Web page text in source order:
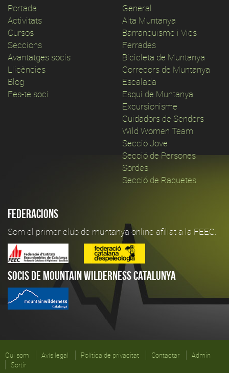
Portada
Activitats
Cursos
Seccions
Avantatges socis
Llicències
Blog
Fes-te soci
General
Alta Muntanya
Barranquisme i Vies
Ferrades
Bicicleta de Muntanya
Corredors de Muntanya
Escalada
Esqui de Muntanya
Excursionisme
Cuidadors de Senders
Wild Women Team
Secció Jove
Secció de Persones
Sordes
Secció de Raquetes
Federacions
Som el primer club de muntanya online afiliat a la FEEC.
Socis de Mountain Wilderness Catalunya
Qui som Avís legal Política de privacitat Contactar
Admin
Sortir